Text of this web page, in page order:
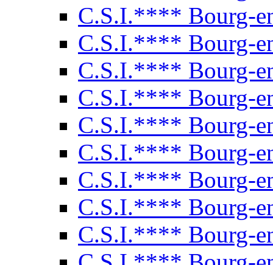
C.S.I.**** Bourg-
C.S.I.**** Bourg-
C.S.I.**** Bourg-
C.S.I.**** Bourg-
C.S.I.**** Bourg-
C.S.I.**** Bourg-
C.S.I.**** Bourg-
C.S.I.**** Bourg-
C.S.I.**** Bourg-